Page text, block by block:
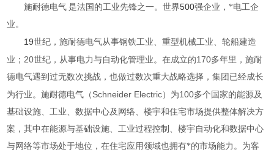
施耐德电气 是法国的工业先锋之一。世界500强企业，*电工企
业。
19世纪，施耐德电气从事钢铁工业、重型机械工业、轮船建造
业；20世纪，从事电力与自动化管理业。在成立的170多年里，施耐
德电气遇到过无数次挑战，也做过数次重大战略选择，集团已经成长
为行业。施耐德电气（ Schneider Electric）为100多个国家的能源及
基础设施、工业、数据中心及网络、楼宇和住宅市场提供整体解决方
案，其中在能源与基础设施、工业过程控制、楼宇自动化和数据中心
与网络等市场处于地位，在住宅应用领域也拥有*的市场能力。为客